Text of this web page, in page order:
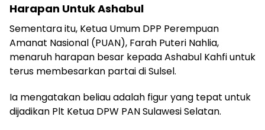
Harapan Untuk Ashabul
Sementara itu, Ketua Umum DPP Perempuan
Amanat Nasional (PUAN), Farah Puteri Nahlia,
menaruh harapan besar kepada Ashabul Kahfi untuk
terus membesarkan partai di Sulsel.
Ia mengatakan beliau adalah figur yang tepat untuk
dijadikan Plt Ketua DPW PAN Sulawesi Selatan.